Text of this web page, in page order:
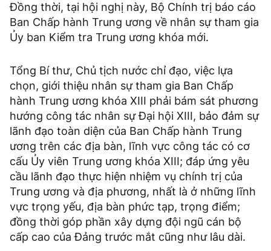
Đồng thời, tại hội nghị này, Bộ Chính trị báo cáo
Ban Chấp hành Trung ương về nhân sự tham gia
Ủy ban Kiểm tra Trung ương khóa mới.
Tổng Bí thư, Chủ tịch nước chỉ đạo, việc lựa
chọn, giới thiệu nhân sự tham gia Ban Chấp
hành Trung ương khóa XIII phải bám sát phương
hướng công tác nhân sự Đại hội XIII, bảo đảm sự
lãnh đạo toàn diện của Ban Chấp hành Trung
ương trên các địa bàn, lĩnh vực công tác có cơ
cấu Ủy viên Trung ương khóa XIII; đáp ứng yêu
cầu lãnh đạo thực hiện nhiệm vụ chính trị của
Trung ương và địa phương, nhất là ở những lĩnh
vực trọng yếu, địa bàn phức tạp, trọng điểm;
đồng thời góp phần xây dựng đội ngũ cán bộ
cấp cao của Đảng trước mắt cũng như lâu dài.